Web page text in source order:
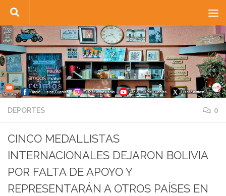
Saltar al contenido
DEPORTES 0
CINCO MEDALLISTAS
INTERNACIONALES DEJARON BOLIVIA
POR FALTA DE APOYO Y
REPRESENTARÁN A OTROS PAÍSES EN